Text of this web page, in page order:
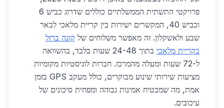
פרויקטי התשתית הממשלתיים כוללים שדרוג כביש 6
וכביש 40, המקשרים ישירות בין קריית מלאכי לבאר
שבע ולאשקלון. זה מאפשר משלוחים של קונה ברזל
בקריית מלאכי
בתוך 24-48 שעות בלבד, בהשוואה
ל-72 שעות ומעלה מהמרכז. חברות לוגיסטיות מקומיות
מציעות שירותי שינוע מבוקרים, כולל מעקב GPS בזמן
אמת, מה שמבטיח אמינות גבוהה ומפחית סיכונים של
עיכובים.